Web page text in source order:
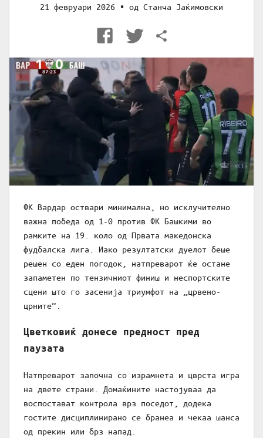
21 февруари 2026 • од Станча Јаќимовски
ФК Вардар оствари минимална, но исклучително
важна победа од 1-0 против ФК Башкими во
рамките на 19. коло од Првата македонска
фудбалска лига. Иако резултатски дуелот беше
решен со еден погодок, натпреварот ќе остане
запаметен по тензичниот финиш и неспортските
сцени што го засенија триумфот на „црвено-
црните“.
Цветковиќ донесе предност пред
паузата
Натпреварот започна со израмнета и цврста игра
на двете страни. Домаќините настојуваа да
воспостават контрола врз поседот, додека
гостите дисциплинирано се бранеа и чекаа шанса
од прекин или брз напад.